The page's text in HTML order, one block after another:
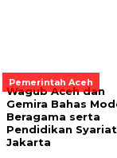
Pemerintah Aceh
Wagub Aceh dan
Gemira Bahas
Beragama serta
Pendidikan
Jakarta